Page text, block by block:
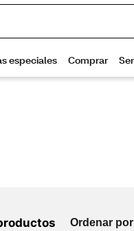
Ordenar por